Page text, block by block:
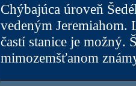
Chýbajúca úroveň
vedeným
častí stanice je možný.
mimozemšťanom